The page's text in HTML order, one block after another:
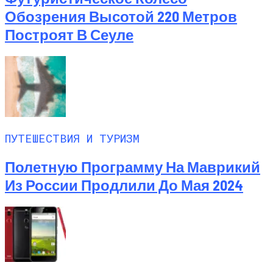
Обозрения Высотой 220 Метров
Построят В Сеуле
ПУТЕШЕСТВИЯ И ТУРИЗМ
Полетную Программу На Маврикий
Из России Продлили До Мая 2024